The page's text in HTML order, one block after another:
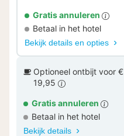
Gratis annuleren
Betaal in het hotel
Bekijk details en opties
Optioneel ontbijt voor €
19,95
Gratis annuleren
Betaal in het hotel
Bekijk details